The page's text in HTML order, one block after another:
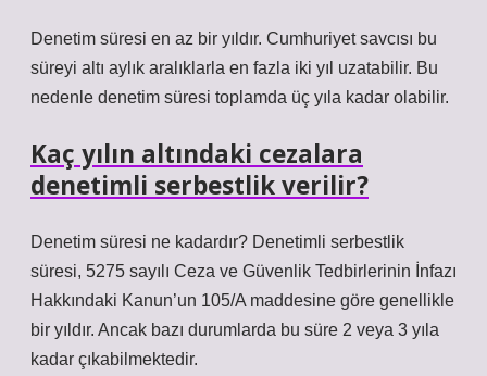
Denetim süresi en az bir yıldır. Cumhuriyet savcısı bu
süreyi altı aylık aralıklarla en fazla iki yıl uzatabilir. Bu
nedenle denetim süresi toplamda üç yıla kadar olabilir.
Kaç yılın altındaki cezalara
denetimli serbestlik verilir?
Denetim süresi ne kadardır? Denetimli serbestlik
süresi, 5275 sayılı Ceza ve Güvenlik Tedbirlerinin İnfazı
Hakkındaki Kanun’un 105/A maddesine göre genellikle
bir yıldır. Ancak bazı durumlarda bu süre 2 veya 3 yıla
kadar çıkabilmektedir.